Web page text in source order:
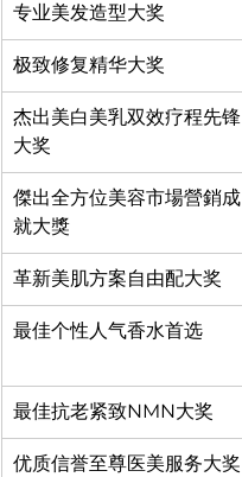
专业美发造型大奖
极致修复精华大奖
杰出美白美乳双效疗程先锋
大奖
傑出全方位美容市場營銷成
就大獎
革新美肌方案自由配大奖
最佳个性人气香水首选
最佳抗老紧致NMN大奖
优质信誉至尊医美服务大奖